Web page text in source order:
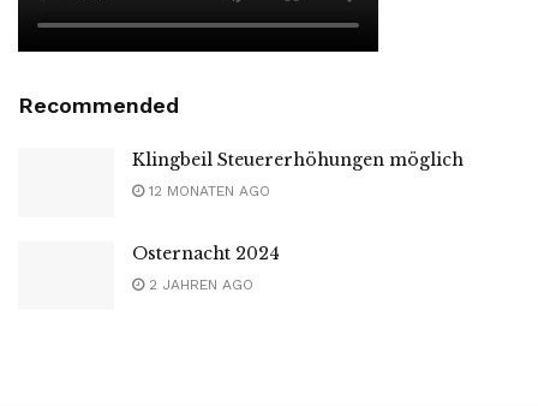
Recommended
Klingbeil Steuererhöhungen möglich
12 MONATEN AGO
Osternacht 2024
2 JAHREN AGO